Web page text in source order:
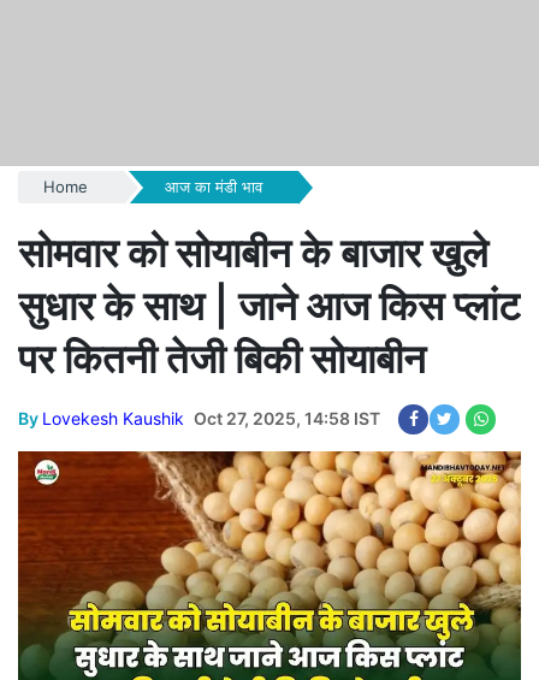
Home आज का मंडी भाव
सोमवार को सोयाबीन के बाजार खुले
सुधार के साथ | जाने आज किस प्लांट
पर कितनी तेजी बिकी सोयाबीन
By Lovekesh Kaushik Oct 27, 2025, 14:58 IST